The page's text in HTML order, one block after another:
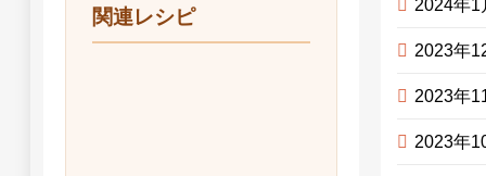
関連レシピ
2024年1
2023年
2023年
2023年